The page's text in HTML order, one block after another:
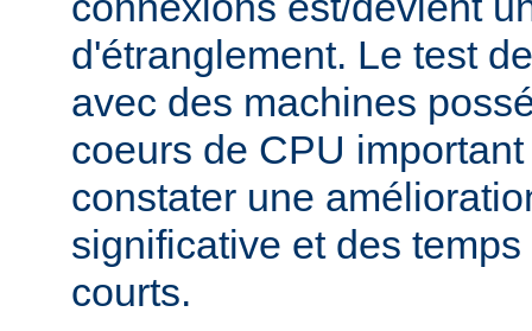
d'étranglement. Le test
avec des machines
coeurs de CPU
constater une
significative et des
courts.